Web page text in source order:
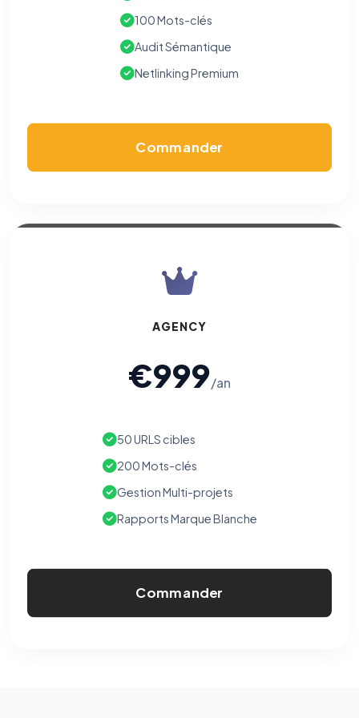
100 Mots-clés
Audit Sémantique
Netlinking Premium
Commander
AGENCY
€999/an
50 URLS cibles
200 Mots-clés
Gestion Multi-projets
Rapports Marque Blanche
Commander